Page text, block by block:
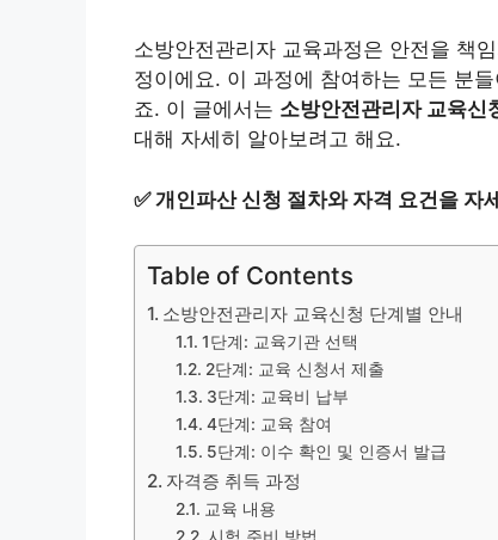
소방안전관리자 교육과정은 안전을 책
정이에요. 이 과정에 참여하는 모든 분
죠. 이 글에서는 소방안전관리자 교육신
대해 자세히 알아보려고 해요.
✅개인파산 신청 절차와 자격 요건을 자
Table of Contents
소방안전관리자 교육신청 단계별 안내
1단계: 교육기관 선택
2단계: 교육 신청서 제출
3단계: 교육비 납부
4단계: 교육 참여
5단계: 이수 확인 및 인증서 발급
자격증 취득 과정
교육 내용